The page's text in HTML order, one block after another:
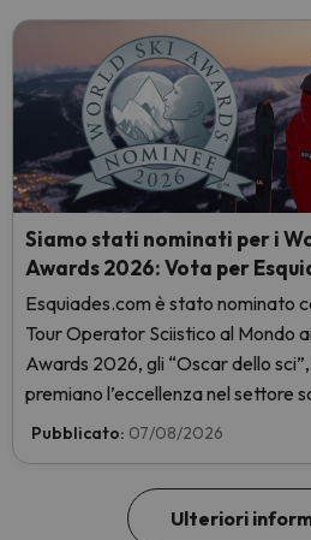
Siamo stati nominati per i
Awards 2026: Vota per
Esquiades.com è stato nominato
Tour Operator Sciistico al Mondo
Awards 2026, gli “Oscar dello
premiano l’eccellenza nel settore
subito e aiutaci a arrivare in cima!
Pubblicato: 07/08/2026
Ulteriori